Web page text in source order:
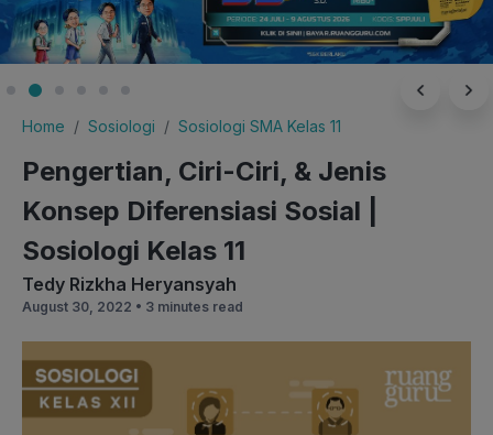
Home Sosiologi Sosiologi SMA Kelas 11
Pengertian, Ciri-Ciri, & Jenis
Konsep Diferensiasi Sosial |
Sosiologi Kelas 11
Tedy Rizkha Heryansyah
August 30, 2022 • 3 minutes read